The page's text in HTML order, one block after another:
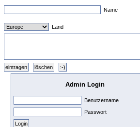
Name
Land
Admin Login
Benutzername
Passwort